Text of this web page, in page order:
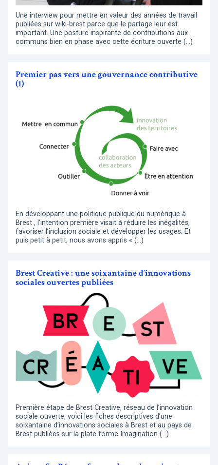
Une interview pour mettre en valeur des années de travail
publiées sur wiki-brest parce que le partage leur est
important. Une posture inspirante de contributions aux
communs bien en phase avec cette écriture ouverte (…)
Premier pas vers une gouvernance contributive
(1)
En développant une politique publique du numérique à
Brest , l’intention première visait à réduire les inégalités,
favoriser l’inclusion sociale et développer les usages. Et
puis petit à petit, nous avons appris « (…)
Brest Creative : une soixantaine d’innovations
sociales ouvertes publiées
Première étape de Brest Creative, réseau de l’innovation
sociale ouverte, voici les fiches descriptives d’une
soixantaine d’innovations sociales à Brest et au pays de
Brest publiées sur la plate forme Imagination (…)